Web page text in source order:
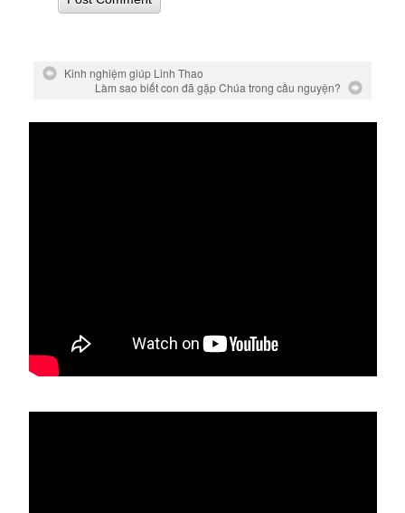
Kinh nghiệm giúp Linh Thao
Làm sao biết con đã gặp Chúa trong cầu nguyện?